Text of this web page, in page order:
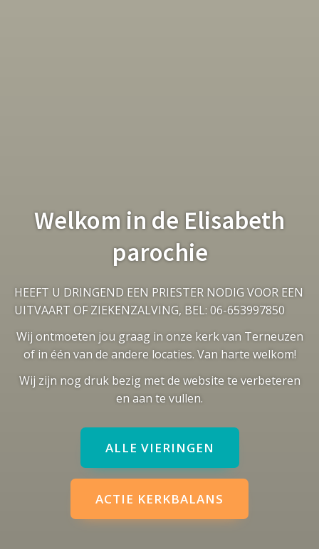
Welkom in de Elisabeth
parochie
HEEFT U DRINGEND EEN PRIESTER NODIG VOOR EEN
UITVAART OF ZIEKENZALVING, BEL: 06-653997850
Wij ontmoeten jou graag in onze kerk van Terneuzen
of in één van de andere locaties. Van harte welkom!
Wij zijn nog druk bezig met de website te verbeteren
en aan te vullen.
ALLE VIERINGEN
ACTIE KERKBALANS